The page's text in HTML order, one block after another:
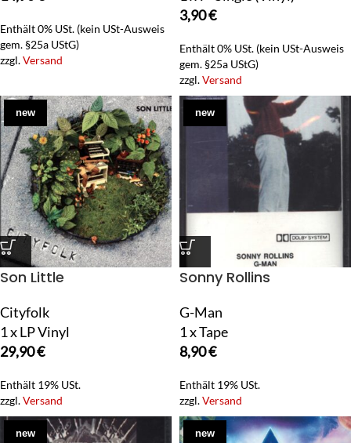
Enthält 0% USt. (kein USt-Ausweis
gem. §25a UStG)
zzgl.Versand
3,90€
Enthält 0% USt. (kein USt-Ausweis
gem. §25a UStG)
zzgl.Versand
new
Son Little
Cityfolk
1 x LP Vinyl
29,90€
Enthält 19% USt.
zzgl.Versand
new
Sonny Rollins
G-Man
1 x Tape
8,90€
Enthält 19% USt.
zzgl.Versand
new new